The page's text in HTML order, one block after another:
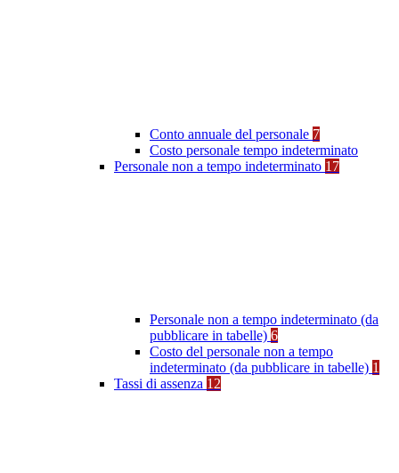
Conto annuale del personale 7
Costo personale tempo indeterminato
Personale non a tempo indeterminato 17
Personale non a tempo indeterminato (da
pubblicare in tabelle) 6
Costo del personale non a tempo
indeterminato (da pubblicare in tabelle) 1
Tassi di assenza 12